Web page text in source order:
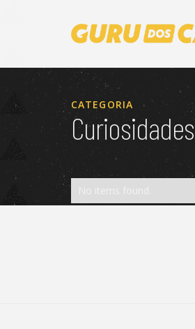
CATEGORIA
Curiosidades